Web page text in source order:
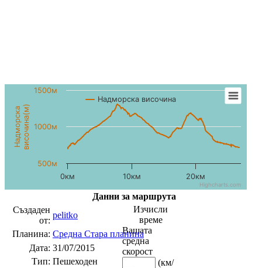
Надморскависочина(м)
Надморска височина
0км 10км 20км
500м
1000м
1500м
Highcharts.com
Данни за маршрута
Създаден
от:
pelitko
Изчисли
време
Вашата
средна
скорост
(км/
Планина: Средна Стара планина
Дата: 31/07/2015
Тип: Пешеходен